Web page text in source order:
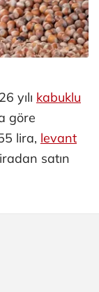
yılı kabuklu
göre
lira, levant
satın